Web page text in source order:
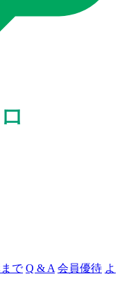
ャ
で Q & A 会員優待 よ